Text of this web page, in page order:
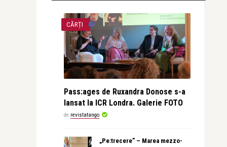
CĂRȚI
Pass:ages de Ruxandra Donose s-a
lansat la ICR Londra. Galerie FOTO
de revistatango
„Pe:trecere” – Marea mezzo-